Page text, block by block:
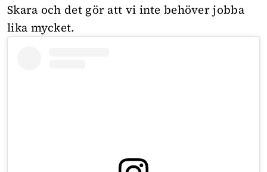
Skara och det gör att vi inte behöver jobba
lika mycket.